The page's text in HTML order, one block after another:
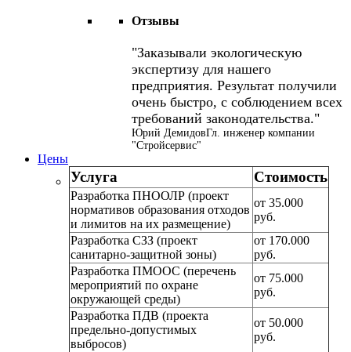
Отзывы
Заказывали экологическую
экспертизу для нашего
предприятия. Результат получили
очень быстро, с соблюдением всех
требований законодательства.
Юрий ДемидовГл. инженер компании
"Стройсервис"
Цены
Услуга Стоимость
Разработка ПНООЛР (проект
нормативов образования отходов
и лимитов на их размещение)
от 35.000
руб.
Разработка СЗЗ (проект
санитарно-защитной зоны)
от 170.000
руб.
Разработка ПМООС (перечень
мероприятий по охране
окружающей среды)
от 75.000
руб.
Разработка ПДВ (проекта
предельно-допустимых
выбросов)
от 50.000
руб.